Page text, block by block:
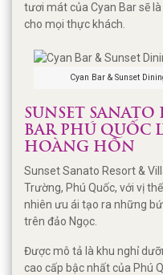
tươi mát của Cyan Bar sẽ
cho mọi thực khách.
Cyan Bar & Sunset
SUNSET
BAR PHÚ QUỐC
HOÀNG HÔN
Sunset Sanato Resort &
Trường, Phú Quốc, với vị
nhiên ưu ái tạo ra những
trên đảo Ngọc.
Được mô tả là khu nghỉ
cao cấp bậc nhất của Phú